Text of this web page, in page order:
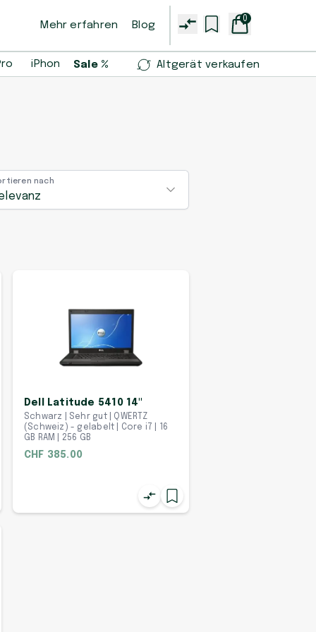
Mehr erfahren Blog
0
iPhone 14 Pro iPhone 13 mini Samsung Galaxy
Sale % Altgerät verkaufen
nach
Dell Latitude 5410 14"
Schwarz | Sehr gut | QWERTZ
(Schweiz) - gelabelt | Core i7 | 16
GB RAM | 256 GB
CHF 385.00